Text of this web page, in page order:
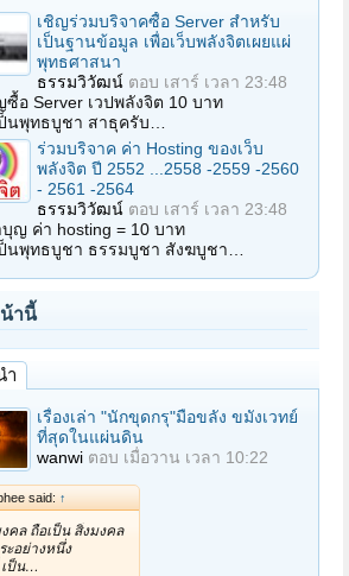
เชิญร่วมบริจาคซื้อ Server สำหรับ
เป็นฐานข้อมูล เพื่อเว็บพลังจิตเผยแผ่
พุทธศาสนา
ธรรมวิวัฒน์ ตอบ เสาร์ เวลา 23:48
อ Server เวปพลังจิต 10 บาท
นพุทธบูชา สาธุครับ…
ร่วมบริจาค ค่า Hosting ของเว็บ
พลังจิต ปี 2552 ...2558 -2559 -2560
- 2561 -2564
ธรรมวิวัฒน์ ตอบ เสาร์ เวลา 23:48
ญ ค่า hosting = 10 บาท
ป็นพุทธบูชา ธรรมบูชา สังฆบูชา…
านี้
ำ
เรื่องเล่า "นักขุดกรุ"มือขลัง ขมังเวทย์
ที่สุดในแผ่นดิน
wanwi ตอบ เมื่อวาน เวลา 10:22
said: ↑
คล ถือเป็น สิ่งมงคล
ะอย่างหนึ่ง
ป็น…